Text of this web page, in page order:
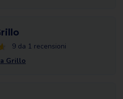
9 da 1 recensioni
Grillo